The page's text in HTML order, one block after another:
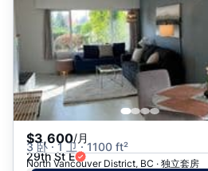
$3,600/月
3 卧 · 1 卫 · 1100 ft²
29th St E
North Vancouver District, BC · 独立套房